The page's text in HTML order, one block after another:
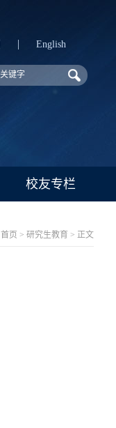
| English
校友专栏
首页 > 研究生教育 > 正文